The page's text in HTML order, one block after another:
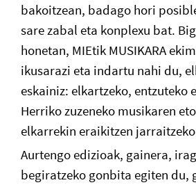
bakoitzean, badago hori
sare zabal eta konplexu bat.
honetan, MIEtik MUSIKARA
ikusarazi eta indartu nahi du,
eskainiz: elkartzeko, entzuteko
Herriko zuzeneko musikaren
elkarrekin eraikitzen
Aurtengo edizioak, gainera,
begiratzeko gonbita egiten du,